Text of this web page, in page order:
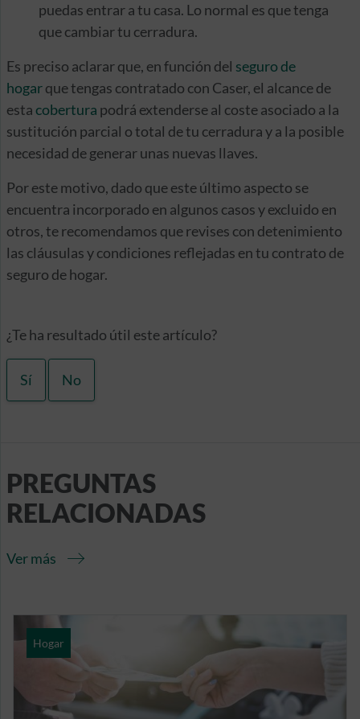
puedas entrar a tu casa. Lo normal es que tenga
que cambiar tu cerradura.
Es preciso aclarar que, en función del seguro de
hogarque tengas contratado con Caser, el alcance de
estacobertura podrá extenderse al coste asociado a la
sustitución parcial o total de tu cerradura y a la posible
necesidad de generar unas nuevas llaves.
Por este motivo, dado que este último aspecto se
encuentra incorporado en algunos casos y excluido en
otros, te recomendamos que revises con detenimiento
las cláusulas y condiciones reflejadas en tu contrato de
seguro de hogar.
¿Te ha resultado útil este artículo?
Sí No
PREGUNTAS
RELACIONADAS
Ver más
Hogar